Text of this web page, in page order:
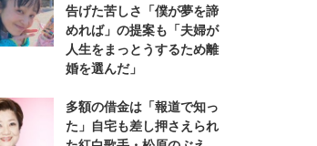
告げた苦しさ「僕が夢を諦
めれば」の提案も「夫婦が
人生をまっとうするため離
婚を選んだ」
多額の借金は「報道で知っ
た」自宅も差し押さえられ